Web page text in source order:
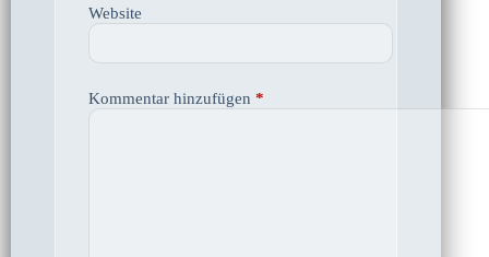
Website
Kommentar hinzufügen *